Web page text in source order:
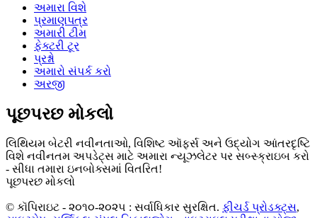
અમારા વિશે
પ્રમાણપત્ર
અમારી ટીમ
ફેક્ટરી ટૂર
પ્રશ્નો
અમારો સંપર્ક કરો
અરજી
પૂછપરછ મોકલો
લિથિયમ બેટરી નવીનતાઓ, વિશિષ્ટ ઑફર્સ અને ઉદ્યોગ આંતરદૃષ્ટિ
વિશે નવીનતમ અપડેટ્સ માટે અમારા ન્યૂઝલેટર પર સબ્સ્ક્રાઇબ કરો
- સીધા તમારા ઇનબોક્સમાં વિતરિત!
પૂછપરછ મોકલો
© કૉપિરાઇટ - ૨૦૧૦-૨૦૨૫ : સર્વાધિકાર સુરક્ષિત. ફીચર્ડ પ્રોડક્ટ્સ,